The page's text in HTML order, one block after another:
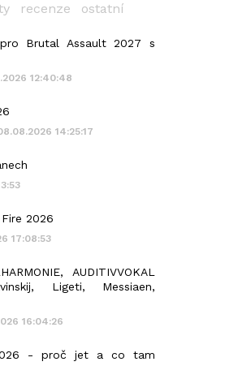
recenze ostatní
Brutal Assault 2027 s
12:40:48
14:25:17
2026
17:08:53
AUDITIVVOKAL
Ligeti, Messiaen,
16:04:26
- proč jet a co tam